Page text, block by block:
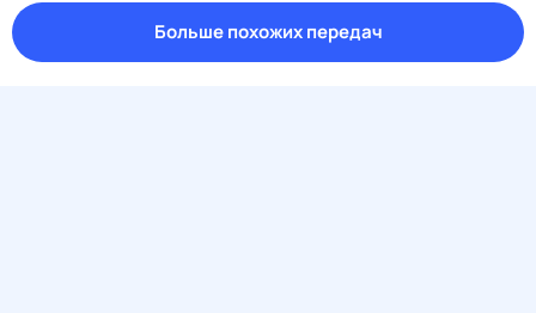
Больше похожих передач